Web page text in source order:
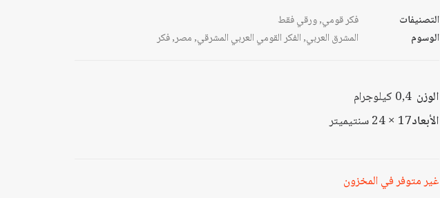
التصنيفات فكر قومي,ورقي فقط
الوسوم
المشرق العربي,الفكر القومي العربي المشرقي,مصر,فكر
الوزن 0,4 كيلوجرام
الأبعاد17 × 24 سنتيميتر
غير متوفر في المخزون